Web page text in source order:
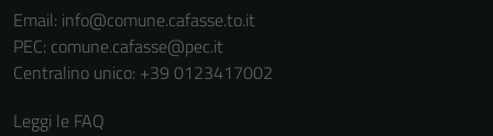
Email: info@comune.cafasse.to.it
PEC: comune.cafasse@pec.it
Centralino unico: +39 0123417002
Leggi le FAQ